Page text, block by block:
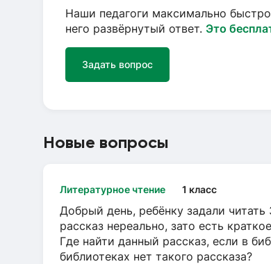
Наши педагоги максимально
него развёрнутый ответ. Это
Задать вопрос
Новые вопросы
Литературное чтение 1 класс
Добрый день, ребёнку задали
рассказ нереально, зато есть
Где найти данный рассказ, если в
библиотеках нет такого рассказа?